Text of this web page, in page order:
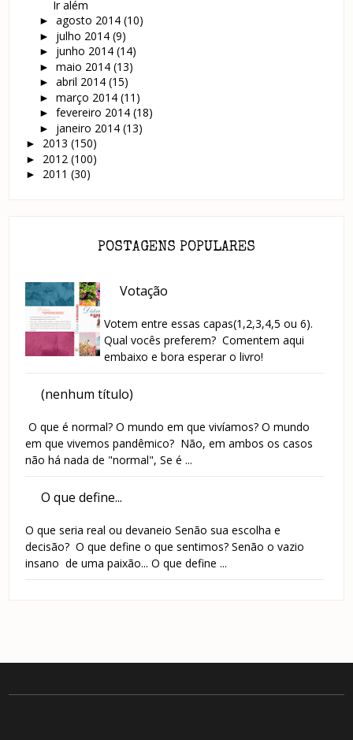
Ir além
► agosto 2014 (10)
► julho 2014 (9)
► junho 2014 (14)
► maio 2014 (13)
► abril 2014 (15)
► março 2014 (11)
► fevereiro 2014 (18)
► janeiro 2014 (13)
► 2013(150)
► 2012(100)
► 2011(30)
POSTAGENS POPULARES
Votação
Votem entre essas capas(1,2,3,4,5 ou 6).
Qual vocês preferem? Comentem aqui
embaixo e bora esperar o livro!
(nenhum título)
O que é normal? O mundo em que vivíamos? O mundo
em que vivemos pandêmico? Não, em ambos os casos
não há nada de "normal", Se é ...
O que define...
O que seria real ou devaneio Senão sua escolha e
decisão? O que define o que sentimos? Senão o vazio
insano de uma paixão... O que define ...